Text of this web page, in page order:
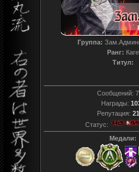
Группа:
Ранг: Каге
Титул:
Сообщений:
Награды:
Репутация:
Статус:
Медали: